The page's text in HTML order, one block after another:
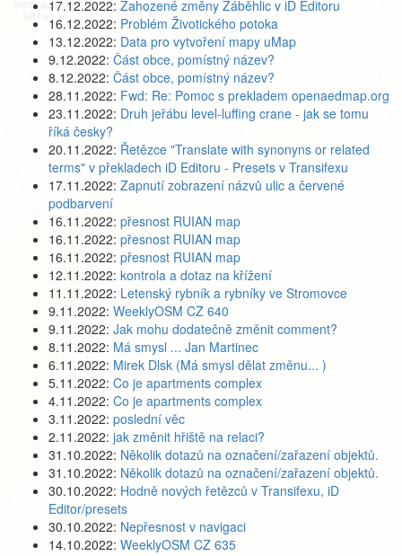
17.12.2022: Zahozené změny Záběhlic v iD Editoru
16.12.2022: Problém Životického potoka
13.12.2022: Data pro vytvoření mapy uMap
9.12.2022: Část obce, pomístný název?
8.12.2022: Část obce, pomístný název?
28.11.2022: Fwd: Re: Pomoc s prekladem openaedmap.org
23.11.2022: Druh jeřábu level-luffing crane - jak se tomu
říká česky?
20.11.2022: Řetězce "Translate with synonyns or related
terms" v překladech iD Editoru - Presets v Transifexu
17.11.2022: Zapnutí zobrazení názvů ulic a červené
podbarvení
16.11.2022: přesnost RUIAN map
16.11.2022: přesnost RUIAN map
16.11.2022: přesnost RUIAN map
12.11.2022: kontrola a dotaz na křížení
11.11.2022: Letenský rybník a rybníky ve Stromovce
9.11.2022: WeeklyOSM CZ 640
9.11.2022: Jak mohu dodatečně změnit comment?
8.11.2022: Má smysl ... Jan Martinec
6.11.2022: Mirek Dlsk (Má smysl dělat změnu... )
5.11.2022: Co je apartments complex
4.11.2022: Co je apartments complex
3.11.2022: poslední věc
2.11.2022: jak změnit hřiště na relaci?
31.10.2022: Několik dotazů na označení/zařazení objektů.
31.10.2022: Několik dotazů na označení/zařazení objektů.
30.10.2022: Hodně nových řetězců v Transifexu, iD
Editor/presets
30.10.2022: Nepřesnost v navigaci
14.10.2022: WeeklyOSM CZ 635